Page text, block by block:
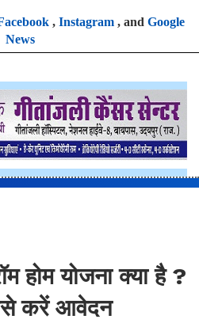
, Instagram, and Google
News
होम योजना क्या है ?
करें आवेदन